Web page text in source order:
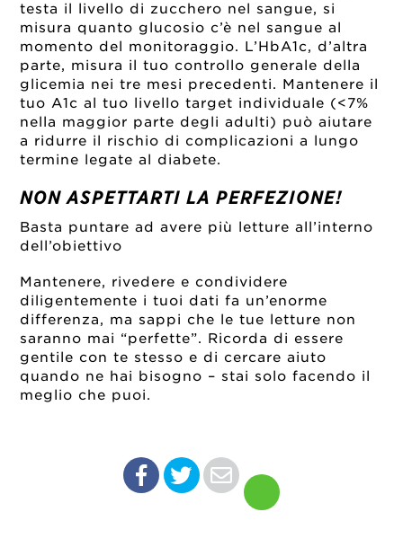
testa il livello di zucchero nel sangue, si
misura quanto glucosio c’è nel sangue al
momento del monitoraggio. L’HbA1c, d’altra
parte, misura il tuo controllo generale della
glicemia nei tre mesi precedenti. Mantenere il
tuo A1c al tuo livello target individuale (<7%
nella maggior parte degli adulti) può aiutare
a ridurre il rischio di complicazioni a lungo
termine legate al diabete.
NON ASPETTARTI LA PERFEZIONE!
Basta puntare ad avere più letture all’interno
dell’obiettivo
Mantenere, rivedere e condividere
diligentemente i tuoi dati fa un’enorme
differenza, ma sappi che le tue letture non
saranno mai “perfette”. Ricorda di essere
gentile con te stesso e di cercare aiuto
quando ne hai bisogno – stai solo facendo il
meglio che puoi.